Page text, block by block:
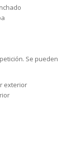
Se
exterior